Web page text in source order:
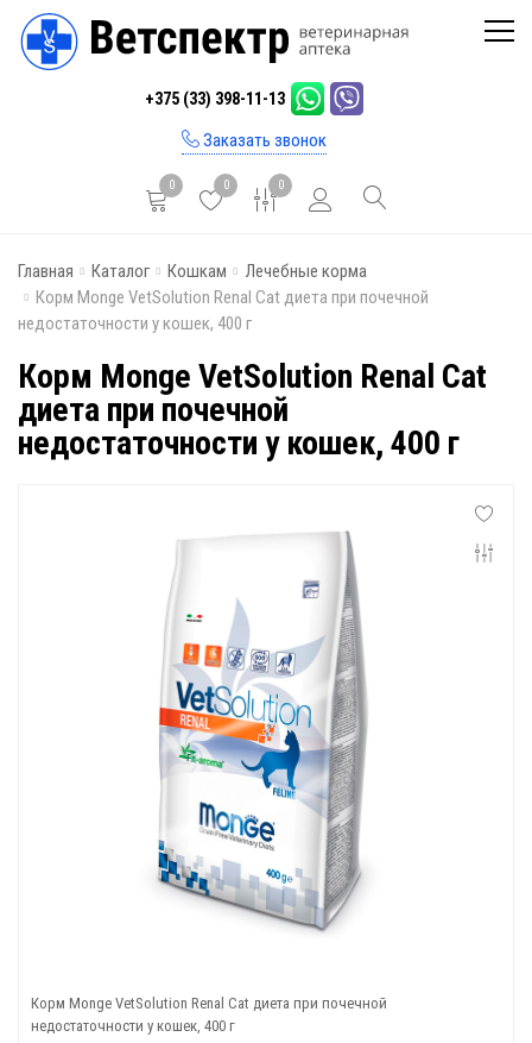
+375 (33) 398-11-13
Заказать звонок
0 0 0
Главная
Каталог
Бренды
Отзывы
Блог
Контакты
Главная Каталог Кошкам
Лечебные корма
Корм Monge VetSolution Renal Cat диета при почечной
недостаточности у кошек, 400 г
Корм Monge VetSolution Renal Cat
диета при почечной
недостаточности у кошек, 400 г
Корм Monge VetSolution Renal Cat диета при почечной
недостаточности у кошек, 400 г